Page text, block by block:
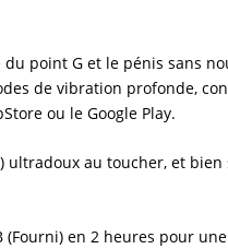
du point G et le pénis sans
de vibration profonde,
ou le Google Play.
au toucher, et
(Fourni) en 2 heures pour